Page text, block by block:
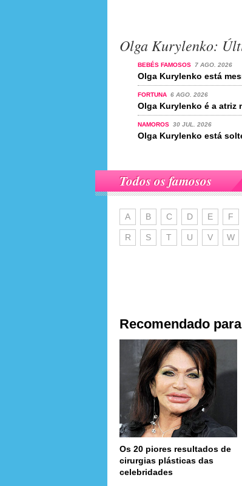
Olga Kurylenko:
BEBÉS FAMOSOS 7 AGO. 2026
Olga Kurylenko está
FORTUNA 6 AGO. 2026
Olga Kurylenko é a atriz
NAMOROS 30 JUL. 2026
Olga Kurylenko está
Todos os famosos
A B C D E F
R S T U V W
Recomendado
Os 20 piores resultados de
cirurgias plásticas das
celebridades